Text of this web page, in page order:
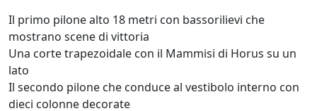
Il primo pilone alto 18 metri con bassorilievi che
mostrano scene di vittoria
Una corte trapezoidale con il Mammisi di Horus su un
lato
Il secondo pilone che conduce al vestibolo interno con
dieci colonne decorate